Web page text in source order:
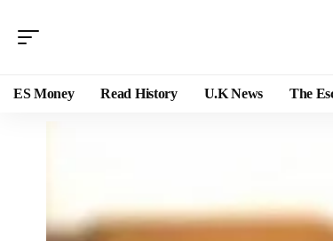
ES Money Read History U.K News The